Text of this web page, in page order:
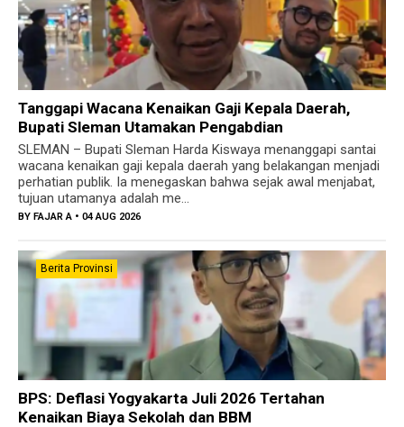
Tanggapi Wacana Kenaikan Gaji Kepala Daerah,
Bupati Sleman Utamakan Pengabdian
SLEMAN – Bupati Sleman Harda Kiswaya menanggapi santai
wacana kenaikan gaji kepala daerah yang belakangan menjadi
perhatian publik. Ia menegaskan bahwa sejak awal menjabat,
tujuan utamanya adalah me...
BY FAJAR A • 04 AUG 2026
Berita Provinsi
BPS: Deflasi Yogyakarta Juli 2026 Tertahan
Kenaikan Biaya Sekolah dan BBM